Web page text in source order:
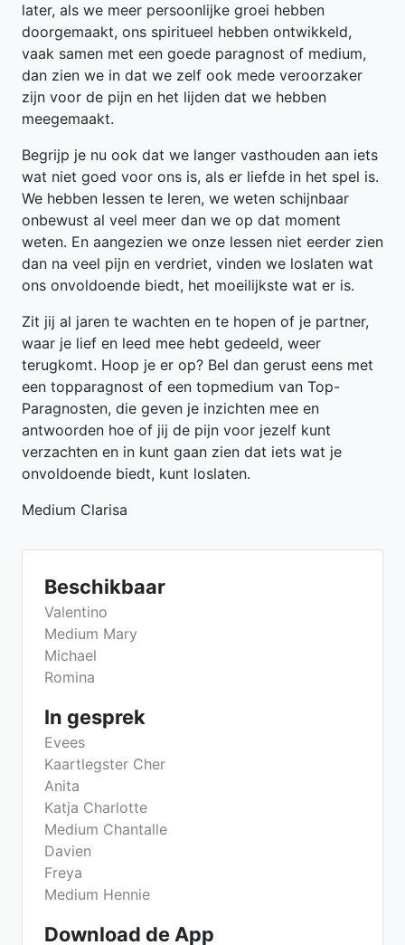
later, als we meer persoonlijke groei hebben
doorgemaakt, ons spiritueel hebben ontwikkeld,
vaak samen met een goede paragnost of medium,
dan zien we in dat we zelf ook mede veroorzaker
zijn voor de pijn en het lijden dat we hebben
meegemaakt.
Begrijp je nu ook dat we langer vasthouden aan iets
wat niet goed voor ons is, als er liefde in het spel is.
We hebben lessen te leren, we weten schijnbaar
onbewust al veel meer dan we op dat moment
weten. En aangezien we onze lessen niet eerder zien
dan na veel pijn en verdriet, vinden we loslaten wat
ons onvoldoende biedt, het moeilijkste wat er is.
Zit jij al jaren te wachten en te hopen of je partner,
waar je lief en leed mee hebt gedeeld, weer
terugkomt. Hoop je er op? Bel dan gerust eens met
een topparagnost of een topmedium van Top-
Paragnosten, die geven je inzichten mee en
antwoorden hoe of jij de pijn voor jezelf kunt
verzachten en in kunt gaan zien dat iets wat je
onvoldoende biedt, kunt loslaten.
Medium Clarisa
Beschikbaar
Valentino
Medium Mary
Michael
Romina
In gesprek
Evees
Kaartlegster Cher
Anita
Katja Charlotte
Medium Chantalle
Davien
Freya
Medium Hennie
Download de App